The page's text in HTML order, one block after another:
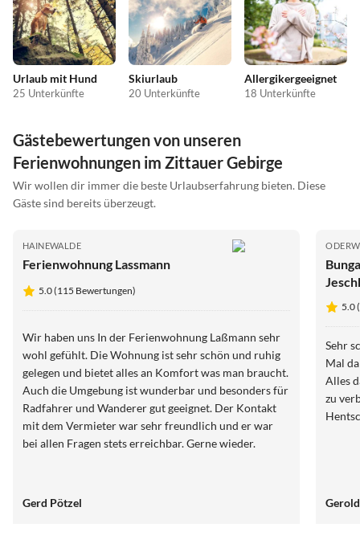
Urlaub mit Hund
25 Unterkünfte
Skiurlaub
20 Unterkünfte
Allergikergeeignet
18 Unterkünfte
Gästebewertungen von unseren
Ferienwohnungen im Zittauer Gebirge
Wir wollen dir immer die beste Urlaubserfahrung bieten. Diese
Gäste sind bereits überzeugt.
HAINEWALDE
Ferienwohnung Lassmann
5.0 (115 Bewertungen)
Wir haben uns In der Ferienwohnung Laßmann sehr
wohl gefühlt. Die Wohnung ist sehr schön und ruhig
gelegen und bietet alles an Komfort was man braucht.
Auch die Umgebung ist wunderbar und besonders für
Radfahrer und Wanderer gut geeignet. Der Kontakt
mit dem Vermieter war sehr freundlich und er war
bei allen Fragen stets erreichbar. Gerne wieder.
Gerd Pötzel
5.0
Sehr
Mal
Alles
zu